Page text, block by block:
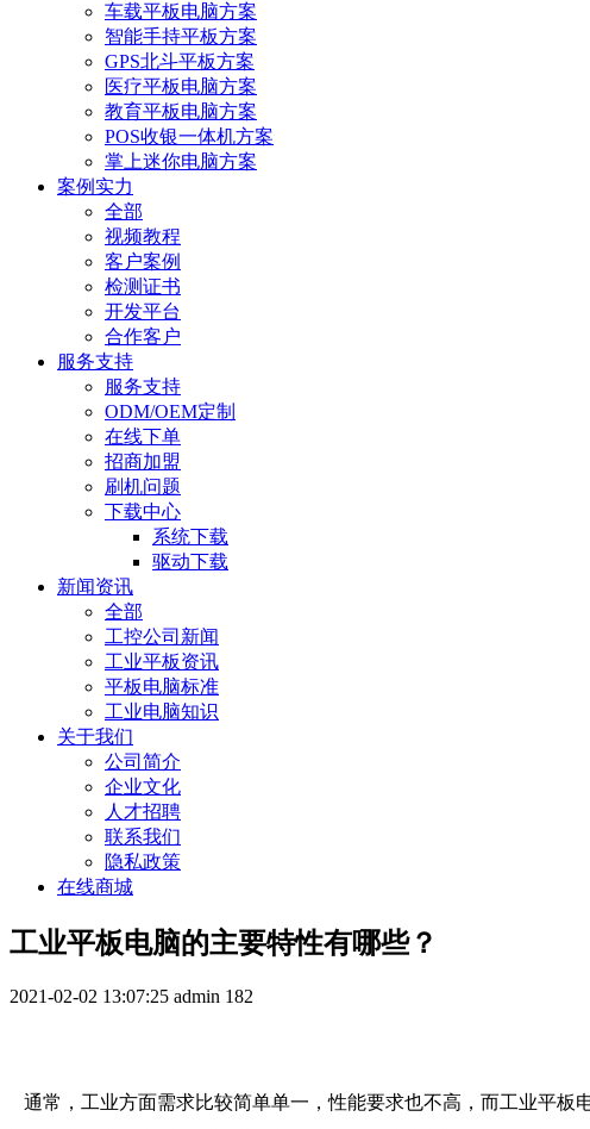
车载平板电脑方案
智能手持平板方案
GPS北斗平板方案
医疗平板电脑方案
教育平板电脑方案
POS收银一体机方案
掌上迷你电脑方案
案例实力
全部
视频教程
客户案例
检测证书
开发平台
合作客户
服务支持
服务支持
ODM/OEM定制
在线下单
招商加盟
刷机问题
下载中心
系统下载
驱动下载
新闻资讯
全部
工控公司新闻
工业平板资讯
平板电脑标准
工业电脑知识
关于我们
公司简介
企业文化
人才招聘
联系我们
隐私政策
在线商城
工业平板电脑的主要特性有哪些？
2021-02-02 13:07:25 admin 182
通常，工业方面需求比较简单单一，性能要求也不高，而工业平板